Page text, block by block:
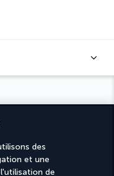
des
et une
de